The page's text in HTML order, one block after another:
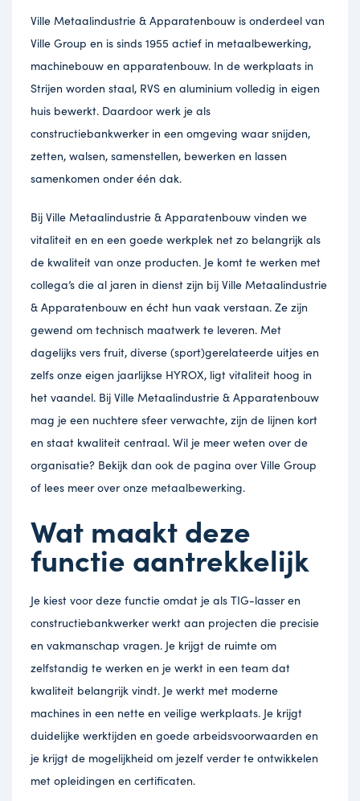
Ville Metaalindustrie & Apparatenbouw is onderdeel van
Ville Group en is sinds 1955 actief in metaalbewerking,
machinebouw en apparatenbouw. In de werkplaats in
Strijen worden staal, RVS en aluminium volledig in eigen
huis bewerkt. Daardoor werk je als
constructiebankwerker in een omgeving waar snijden,
zetten, walsen, samenstellen, bewerken en lassen
samenkomen onder één dak.
Bij Ville Metaalindustrie & Apparatenbouw vinden we
vitaliteit en en een goede werkplek net zo belangrijk als
de kwaliteit van onze producten. Je komt te werken met
collega’s die al jaren in dienst zijn bij Ville Metaalindustrie
& Apparatenbouw en écht hun vaak verstaan. Ze zijn
gewend om technisch maatwerk te leveren. Met
dagelijks vers fruit, diverse (sport)gerelateerde uitjes en
zelfs onze eigen jaarlijkse HYROX, ligt vitaliteit hoog in
het vaandel. Bij Ville Metaalindustrie & Apparatenbouw
mag je een nuchtere sfeer verwachte, zijn de lijnen kort
en staat kwaliteit centraal. Wil je meer weten over de
organisatie? Bekijk dan ook de pagina overVille Group
of lees meer overonze metaalbewerking.
Wat maakt deze
functie aantrekkelijk
Je kiest voor deze functie omdat je als TIG-lasser en
constructiebankwerker werkt aan projecten die precisie
en vakmanschap vragen. Je krijgt de ruimte om
zelfstandig te werken en je werkt in een team dat
kwaliteit belangrijk vindt. Je werkt met moderne
machines in een nette en veilige werkplaats. Je krijgt
duidelijke werktijden en goede arbeidsvoorwaarden en
je krijgt de mogelijkheid om jezelf verder te ontwikkelen
met opleidingen en certificaten.